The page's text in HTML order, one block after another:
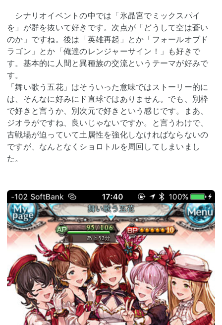
シナリオイベントの中では「氷晶宮でミックスパイ
を」が群を抜いて好きです。次点が「どうして空は蒼い
のか」ですね。後は「英雄再起」とか「フォールオブド
ラゴン」とか「俺達のレンジャーサイン！」も好きで
す。基本的に人間と異種族の交流というテーマが好みで
す。
「舞い歌う五花」はそういった意味ではストーリー的に
は、そんなに好みにド直球ではありません。でも、別枠
で好きと言うか、別次元で好きという感じです。まあ、
ジオラがですね、良いじゃないですか。と言うわけで、
古戦場が迫っていて土属性を強化しなければならないの
ですが、なんとなくショロトルを周回してしまいまし
た。